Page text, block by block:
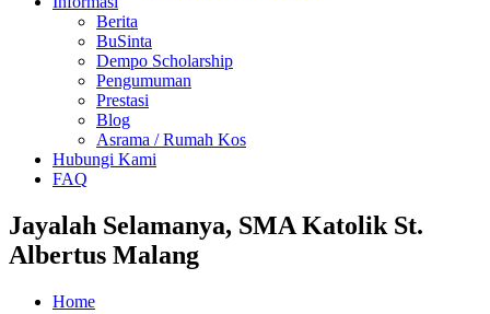
Berita
BuSinta
Dempo Scholarship
Pengumuman
Prestasi
Blog
Asrama / Rumah Kos
Hubungi Kami
FAQ
Jayalah Selamanya, SMA Katolik St.
Albertus Malang
Home